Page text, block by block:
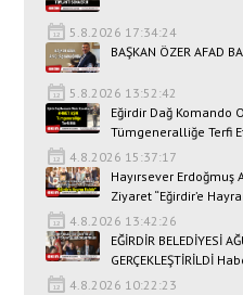
5.8.2026 17:34:24
BAŞKAN ÖZER AFAD
5.8.2026 13:52:42
Eğirdir Dağ Komando
Tümgeneralliğe Terfi
4.8.2026 15:37:17
Hayırsever Erdoğmuş
Ziyaret “Eğirdir’e
4.8.2026 13:42:26
EĞİRDİR BELEDİYESİ
GERÇEKLEŞTİRİLDİ
4.8.2026 10:22:23